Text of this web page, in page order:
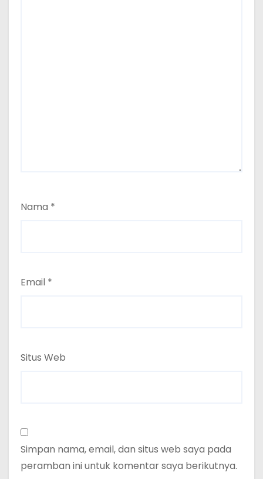
Nama *
Email *
Situs Web
Simpan nama, email, dan situs web saya pada
peramban ini untuk komentar saya berikutnya.